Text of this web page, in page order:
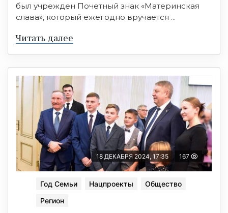
был учрежден Почетный знак «Материнская
слава», который ежегодно вручается ...
Читать далее
18 ДЕКАБРЯ 2024, 17:35 167
Год Семьи Нацпроекты
Общество
Регион